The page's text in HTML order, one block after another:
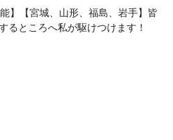
】【宮城、山形、福島、岩手】皆
るところへ私が駆けつけます！